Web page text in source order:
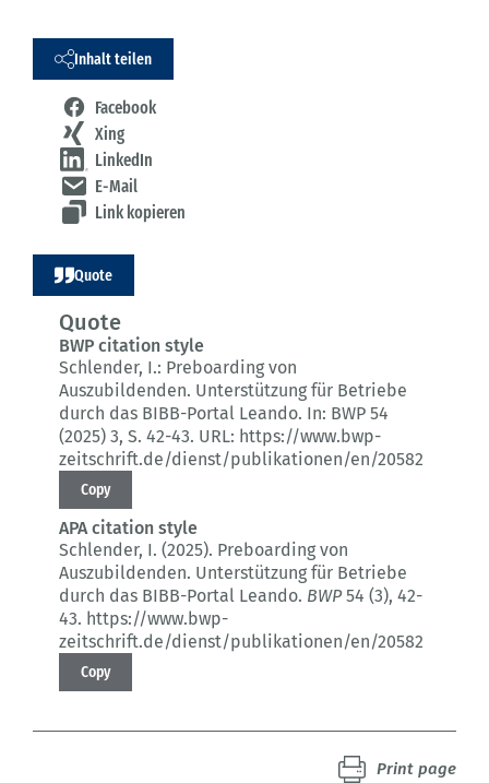
Inhalt teilen
Facebook
Xing
LinkedIn
E-Mail
Link kopieren
Quote
Quote
BWP citation style
Schlender, I.: Preboarding von
Auszubildenden. Unterstützung für Betriebe
durch das BIBB-Portal Leando. In: BWP 54
(2025) 3, S. 42-43. URL: https://www.bwp-
zeitschrift.de/dienst/publikationen/en/20582
Copy
APA citation style
Schlender, I. (2025). Preboarding von
Auszubildenden. Unterstützung für Betriebe
durch das BIBB-Portal Leando. BWP54 (3), 42-
43. https://www.bwp-
zeitschrift.de/dienst/publikationen/en/20582
Copy
Print page